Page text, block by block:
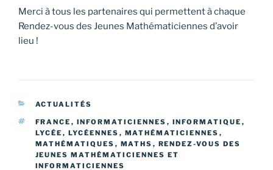
Merci à tous les partenaires qui permettent à chaque
Rendez-vous des Jeunes Mathématiciennes d’avoir
lieu !
CATÉGORIES
ACTUALITÉS
ÉTIQUETTES
FRANCE , INFORMATICIENNES , INFORMATIQUE ,
LYCÉE , LYCÉENNES , MATHÉMATICIENNES ,
MATHÉMATIQUES , MATHS , RENDEZ-VOUS DES
JEUNES MATHÉMATICIENNES ET
INFORMATICIENNES